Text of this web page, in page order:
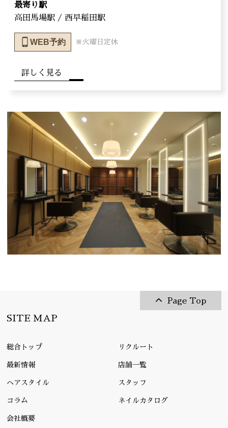
最寄り駅
高田馬場駅 / 西早稲田駅
WEB予約 ※火曜日定休
詳しく見る
Page Top
SITE MAP
総合トップ リクルート
最新情報 店舗一覧
ヘアスタイル スタッフ
コラム ネイルカタログ
会社概要